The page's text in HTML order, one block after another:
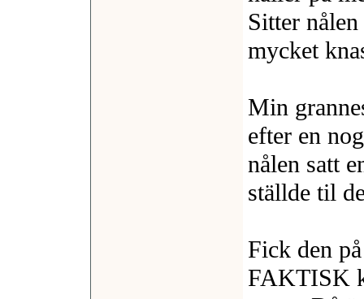
Sitter
mycket
Min
efter en
nålen satt
ställde til
Fick den
FAKTISK